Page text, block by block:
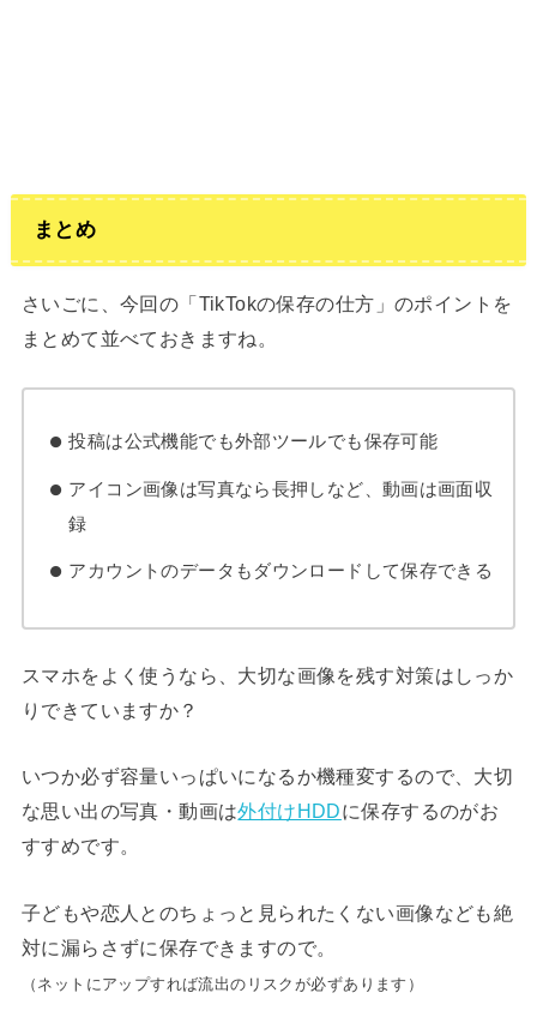
まとめ
さいごに、今回の「TikTokの保存の仕方」のポイントを
まとめて並べておきますね。
投稿は公式機能でも外部ツールでも保存可能
アイコン画像は写真なら長押しなど、動画は画面収
録
アカウントのデータもダウンロードして保存できる
スマホをよく使うなら、大切な画像を残す対策はしっか
りできていますか？
いつか必ず容量いっぱいになるか機種変するので、大切
な思い出の写真・動画は外付けHDDに保存するのがお
すすめです。
子どもや恋人とのちょっと見られたくない画像なども絶
対に漏らさずに保存できますので。
（ネットにアップすれば流出のリスクが必ずあります）